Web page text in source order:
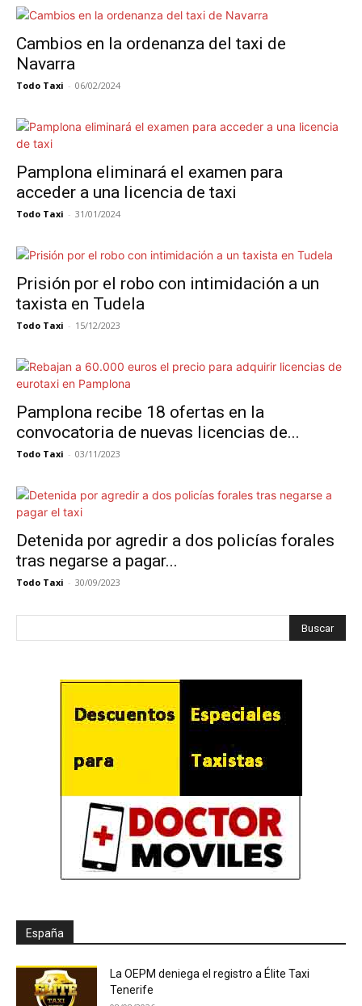
Cambios en la ordenanza del taxi de
Navarra
Todo Taxi - 06/02/2024
Pamplona eliminará el examen para
acceder a una licencia de taxi
Todo Taxi - 31/01/2024
Prisión por el robo con intimidación a un
taxista en Tudela
Todo Taxi - 15/12/2023
Pamplona recibe 18 ofertas en la
convocatoria de nuevas licencias de...
Todo Taxi - 03/11/2023
Detenida por agredir a dos policías forales
tras negarse a pagar...
Todo Taxi - 30/09/2023
España
La OEPM deniega el registro a Élite Taxi
Tenerife